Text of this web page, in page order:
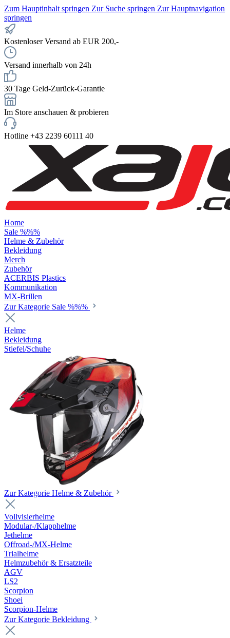
Zum Hauptinhalt springen Zur Suche springen Zur Hauptnavigation
springen
Kostenloser Versand ab EUR 200,-
Versand innerhalb von 24h
30 Tage Geld-Zurück-Garantie
Im Store anschauen & probieren
Hotline +43 2239 60111 40
Home
Sale %%%
Helme & Zubehör
Bekleidung
Merch
Zubehör
ACERBIS Plastics
Kommunikation
MX-Brillen
Zur Kategorie Sale %%%
Helme
Bekleidung
Stiefel/Schuhe
Zur Kategorie Helme & Zubehör
Vollvisierhelme
Modular-/Klapphelme
Jethelme
Offroad-/MX-Helme
Trialhelme
Helmzubehör & Ersatzteile
AGV
LS2
Scorpion
Shoei
Scorpion-Helme
Zur Kategorie Bekleidung